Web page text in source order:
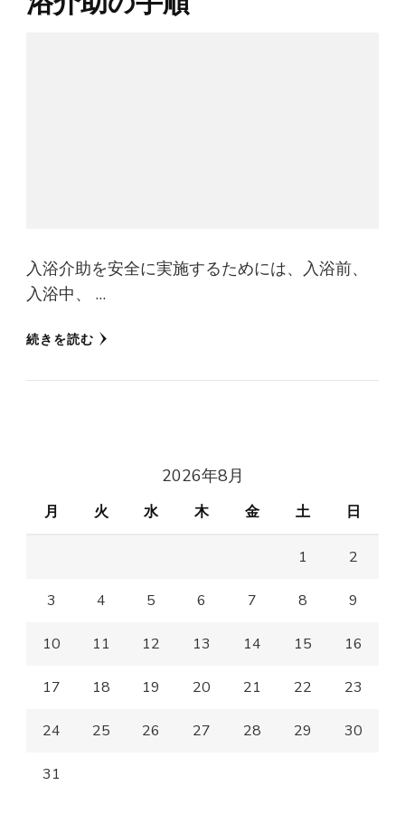
入浴介助を安全に実施するためには、入浴前、
入浴中、 …
続きを読む
2026年8月
月 火 水 木 金 土 日
1 2
3 4 5 6 7 8 9
10 11 12 13 14 15 16
17 18 19 20 21 22 23
24 25 26 27 28 29 30
31